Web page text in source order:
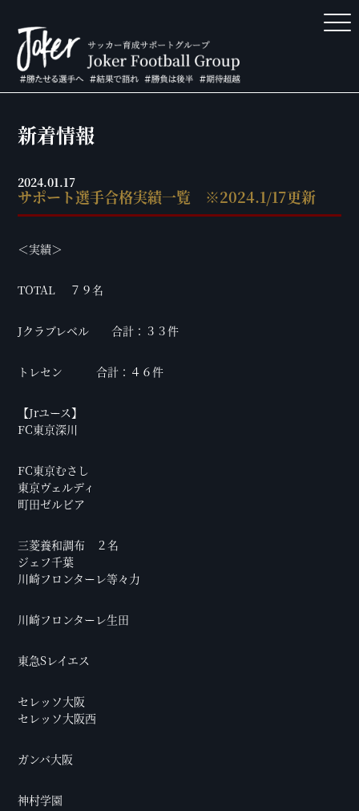
新着情報
サポート選手合格実績一覧 ※2024.1/17更新
2024.01.17
＜実績＞
TOTAL ７９名
Jクラブレベル 合計：３３件
トレセン 合計：４６件
【Jrユース】
FC東京深川
FC東京むさし
東京ヴェルディ
町田ゼルビア
三菱養和調布 ２名
ジェフ千葉
川崎フロンターレ等々力
川崎フロンターレ生田
東急Sレイエス
セレッソ大阪
セレッソ大阪西
ガンバ大阪
神村学園